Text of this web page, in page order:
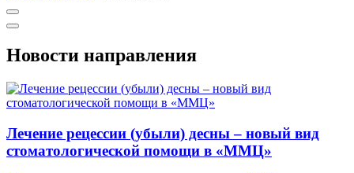
Новости направления
Лечение рецессии (убыли) десны – новый вид
стоматологической помощи в «ММЦ»